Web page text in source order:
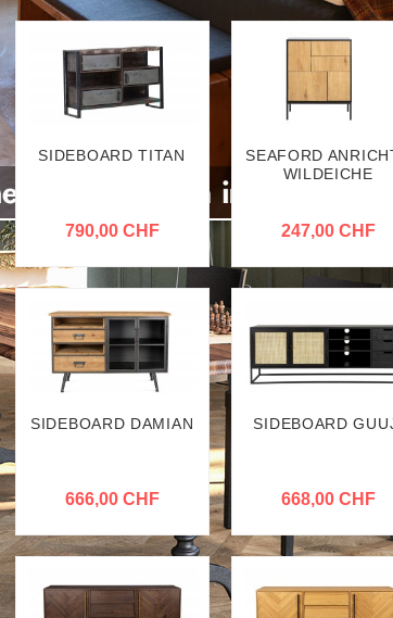
SIDEBOARD TITAN
790,00 CHF
SEAFORD
WILDEICHE
247,00 CHF
SIDEBOARD DAMIAN
666,00 CHF
SIDEBOARD
668,00 CHF